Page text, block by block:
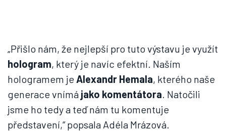
„Přišlo nám, že nejlepší pro tuto výstavu je využít
hologram, který je navíc efektní. Naším
hologramem je Alexandr Hemala, kterého naše
generace vnímá jako komentátora. Natočili
jsme ho tedy a teď nám tu komentuje
představení,“ popsala Adéla Mrázová.